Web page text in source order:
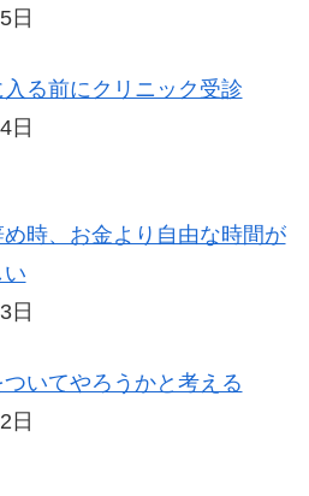
日
る前にクリニック受診
日
時、お金より自由な時間が
い
日
ついてやろうかと考える
日